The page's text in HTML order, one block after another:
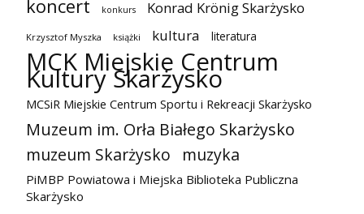
koncert konkurs Konrad Krönig Skarżysko
Krzysztof Myszka książki kultura literatura
MCK Miejskie Centrum
Kultury Skarżysko
MCSiR Miejskie Centrum Sportu i Rekreacji Skarżysko
Muzeum im. Orła Białego Skarżysko
muzeum Skarżysko
muzyka
PiMBP Powiatowa i Miejska Biblioteka Publiczna
Skarżysko